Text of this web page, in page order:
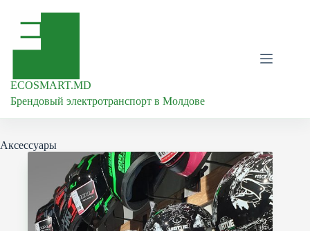
ECOSMART.MD
Брендовый электротранспорт в Молдове
Аксессуары